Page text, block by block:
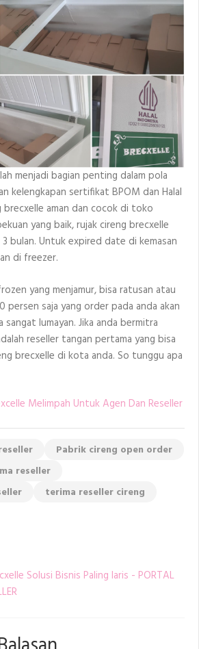
menjadi bagian penting dalam pola
kelengkapan sertifikat BPOM dan Halal
brecxelle aman dan cocok di toko
yang baik, rujak cireng brecxelle
bulan. Untuk expired date di kemasan
di freezer.
yang menjamur, bisa ratusan atau
persen saja yang order pada anda akan
lumayan. Jika anda bermitra
reseller tangan pertama yang bisa
brecxelle di kota anda. So tunggu apa
Melimpah Untuk Agen Dan Reseller
Pabrik cireng open order
reseller
terima reseller cireng
Solusi Bisnis Paling laris - PORTAL